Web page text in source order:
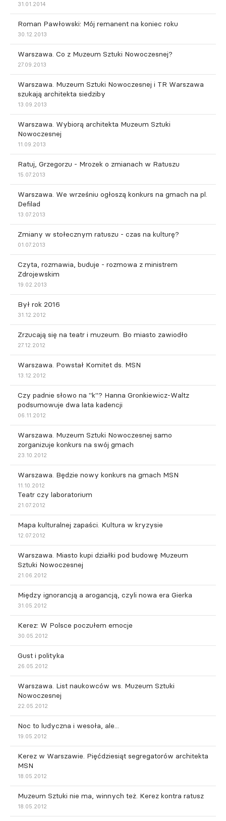
31.01.2014
Roman Pawłowski: Mój remanent na koniec roku
30.12.2013
Warszawa. Co z Muzeum Sztuki Nowoczesnej?
27.09.2013
Warszawa. Muzeum Sztuki Nowoczesnej i TR Warszawa
szukają architekta siedziby
13.09.2013
Warszawa. Wybiorą architekta Muzeum Sztuki
Nowoczesnej
11.09.2013
Ratuj, Grzegorzu - Mrozek o zmianach w Ratuszu
15.07.2013
Warszawa. We wrześniu ogłoszą konkurs na gmach na pl.
Defilad
13.07.2013
Zmiany w stołecznym ratuszu - czas na kulturę?
01.07.2013
Czyta, rozmawia, buduje - rozmowa z ministrem
Zdrojewskim
19.02.2013
Był rok 2016
31.12.2012
Zrzucają się na teatr i muzeum. Bo miasto zawiodło
27.12.2012
Warszawa. Powstał Komitet ds. MSN
13.12.2012
Czy padnie słowo na "k"? Hanna Gronkiewicz-Waltz
podsumowuje dwa lata kadencji
06.11.2012
Warszawa. Muzeum Sztuki Nowoczesnej samo
zorganizuje konkurs na swój gmach
23.10.2012
Warszawa. Będzie nowy konkurs na gmach MSN
11.10.2012
Teatr czy laboratorium
21.07.2012
Mapa kulturalnej zapaści. Kultura w kryzysie
12.07.2012
Warszawa. Miasto kupi działki pod budowę Muzeum
Sztuki Nowoczesnej
21.06.2012
Między ignorancją a arogancją, czyli nowa era Gierka
31.05.2012
Kerez: W Polsce poczułem emocje
30.05.2012
Gust i polityka
26.05.2012
Warszawa. List naukowców ws. Muzeum Sztuki
Nowoczesnej
22.05.2012
Noc to ludyczna i wesoła, ale...
19.05.2012
Kerez w Warszawie. Pięćdziesiąt segregatorów architekta
MSN
18.05.2012
Muzeum Sztuki nie ma, winnych też. Kerez kontra ratusz
18.05.2012